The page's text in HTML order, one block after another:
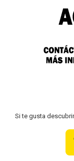
Si te gusta